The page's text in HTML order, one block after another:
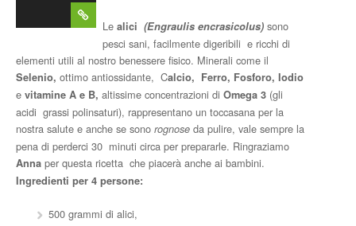
Le alici (Engraulis encrasicolus) sono
pesci sani, facilmente digeribili e ricchi di
elementi utili al nostro benessere fisico. Minerali come il
Selenio, ottimo antiossidante, Calcio, Ferro, Fosforo, Iodio
e vitamine A e B, altissime concentrazioni di Omega 3 (gli
acidi grassi polinsaturi), rappresentano un toccasana per la
nostra salute e anche se sono rognose da pulire, vale sempre la
pena di perderci 30 minuti circa per prepararle. Ringraziamo
Anna per questa ricetta che piacerà anche ai bambini.
Ingredienti per 4 persone:
500 grammi di alici,